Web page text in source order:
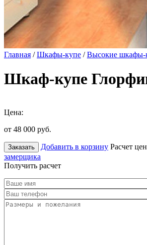
Главная /Шкафы-купе /Высокие шкафы-
Шкаф-купе
Цена:
от 48 000 руб.
Заказать Добавить в корзину Расчет
замерщика
Получить расчет